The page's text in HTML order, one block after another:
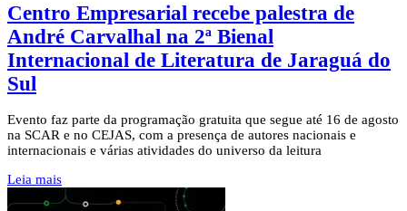
Centro Empresarial recebe palestra de
André Carvalhal na 2ª Bienal
Internacional de Literatura de Jaraguá do
Sul
Evento faz parte da programação gratuita que segue até 16 de agosto
na SCAR e no CEJAS, com a presença de autores nacionais e
internacionais e várias atividades do universo da leitura
Leia mais